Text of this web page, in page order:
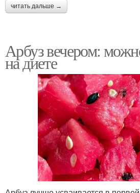
читать дальше →
Арбуз вечером:
на диете